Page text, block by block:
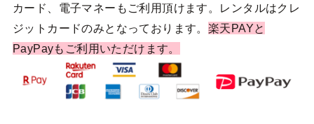
カード、電子マネーもご利用頂けます。レンタルはクレ
ジットカードのみとなっております。 楽天PAYと
PayPayもご利用いただけます。